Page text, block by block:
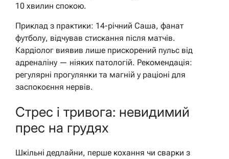
10 хвилин спокою.
Приклад з практики: 14-річний Саша, фанат
футболу, відчував стискання після матчів.
Кардіолог виявив лише прискорений пульс від
адреналіну — ніяких патологій. Рекомендація:
регулярні прогулянки та магній у раціоні для
заспокоєння нервів.
Стрес і тривога: невидимий
прес на грудях
Шкільні дедлайни, перше кохання чи сварки з